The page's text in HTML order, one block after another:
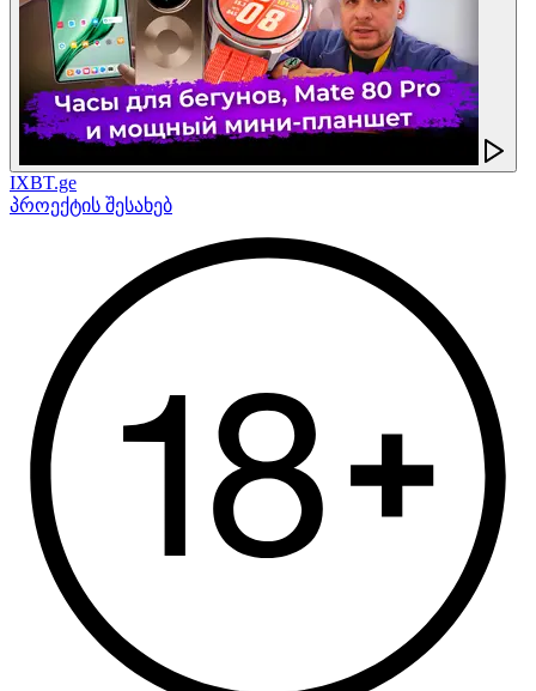
IXBT.ge
პროექტის შესახებ